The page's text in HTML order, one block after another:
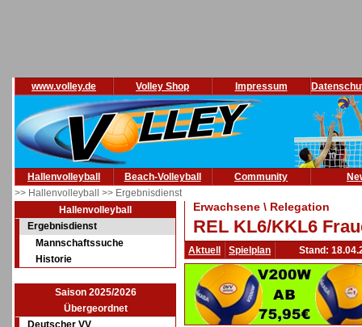
www.volley.de Volley Shop Impressum
Hallenvolleyball Beach-Volleyball Community
>> Hallenvolleyball >> Ergebnisdienst
Hallenvolleyball
Ergebnisdienst
Mannschaftssuche
Historie
Saison 2025/2026
Übergeordnet
Deutscher VV
Erwachsene \ Relegation
REL KL6/KKL6
Aktuell Spielplan Stand: